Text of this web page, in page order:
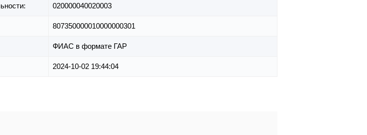
020000040020003
807350000010000000301
ФИАС в формате ГАР
2024-10-02 19:44:04